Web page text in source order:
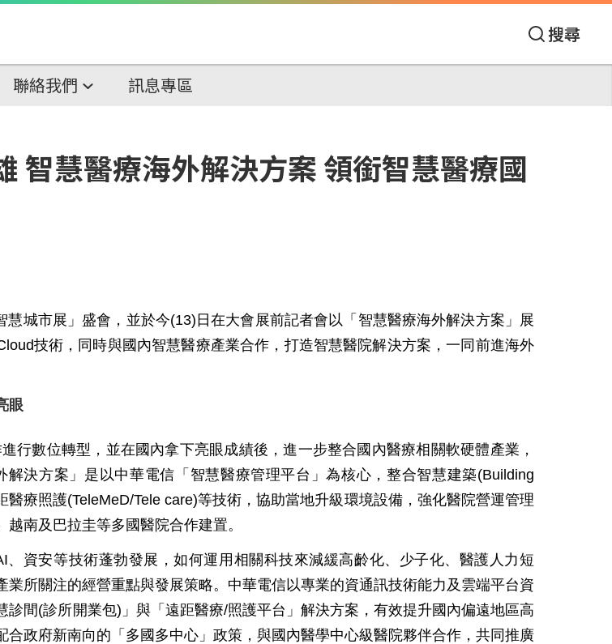
搜尋
聯絡我們 訊息專區
智慧醫療海外解決方案 領銜智慧醫療國
城市展」盛會，並於今(13)日在大會展前記者會以「智慧醫療海外解決方案」展
技術，同時與國內智慧醫療產業合作，打造智慧醫院解決方案，一同前進海外
眼
行數位轉型，並在國內拿下亮眼成績後，進一步整合國內醫療相關軟硬體產業，
決方案」是以中華電信「智慧醫療管理平台」為核心，整合智慧建築(Building
療照護(TeleMeD/Tele care)等技術，協助當地升級環境設備，強化醫院營運管理
南及巴拉圭等多國醫院合作建置。
資安等技術蓬勃發展，如何運用相關科技來減緩高齡化、少子化、醫護人力短
所關注的經營重點與發展策略。中華電信以專業的資通訊技術能力及雲端平台資
間(診所開業包)」與「遠距醫療/照護平台」解決方案，有效提升國內偏遠地區高
政府新南向的「多國多中心」政策，與國內醫學中心級醫院夥伴合作，共同推廣